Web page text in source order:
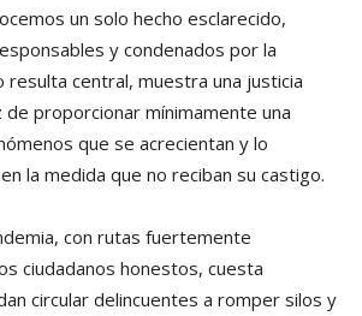
un solo hecho esclarecido,
y condenados por la
resulta central, muestra una justicia
de proporcionar mínimamente una
que se acrecientan y lo
la medida que no reciban su castigo.
con rutas fuertemente
ciudadanos honestos, cuesta
circular delincuentes a romper silos y